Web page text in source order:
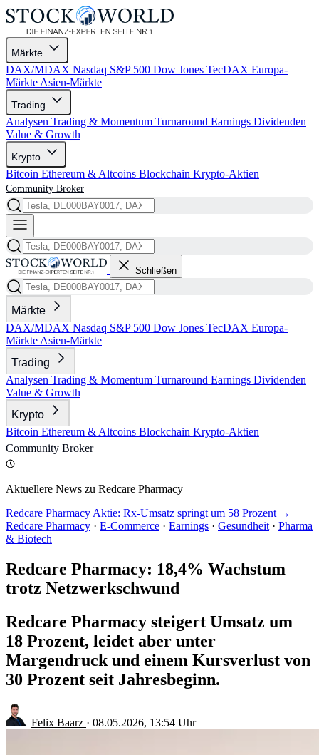
Märkte
DAX/MDAX Nasdaq S&P 500 Dow Jones TecDAX Europa-
Märkte Asien-Märkte
Trading
Analysen Trading & Momentum Turnaround Earnings Dividenden
Value & Growth
Krypto
Bitcoin Ethereum & Altcoins Blockchain Krypto-Aktien
Community Broker
Schließen
Märkte
DAX/MDAX Nasdaq S&P 500 Dow Jones TecDAX Europa-
Märkte Asien-Märkte
Trading
Analysen Trading & Momentum Turnaround Earnings Dividenden
Value & Growth
Krypto
Bitcoin Ethereum & Altcoins Blockchain Krypto-Aktien
Community Broker
Aktuellere News zu Redcare Pharmacy
Redcare Pharmacy Aktie: Rx-Umsatz springt um 58 Prozent →
Redcare Pharmacy · E-Commerce · Earnings · Gesundheit · Pharma
& Biotech
Redcare Pharmacy: 18,4% Wachstum
trotz Netzwerkschwund
Redcare Pharmacy steigert Umsatz um
18 Prozent, leidet aber unter
Margendruck und einem Kursverlust von
30 Prozent seit Jahresbeginn.
Felix Baarz · 08.05.2026, 13:54 Uhr